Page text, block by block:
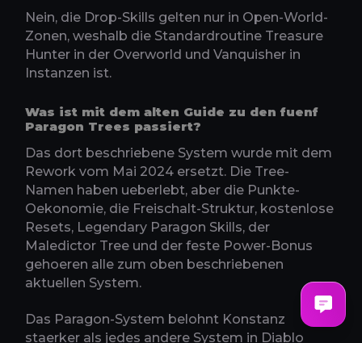
Nein, die Drop-Skills gelten nur in Open-World-
Zonen, weshalb die Standardroutine Treasure
Hunter in der Overworld und Vanquisher in
Instanzen ist.
Was ist mit dem alten Guide zu den fuenf
Paragon Trees passiert?
Das dort beschriebene System wurde mit dem
Rework vom Mai 2024 ersetzt. Die Tree-
Namen haben ueberlebt, aber die Punkte-
Oekonomie, die Freischalt-Struktur, kostenlose
Resets, Legendary Paragon Skills, der
Maledictor Tree und der feste Power-Bonus
gehoeren alle zum oben beschriebenen
aktuellen System.
Das Paragon-System belohnt Konstanz
staerker als jedes andere System in Diablo